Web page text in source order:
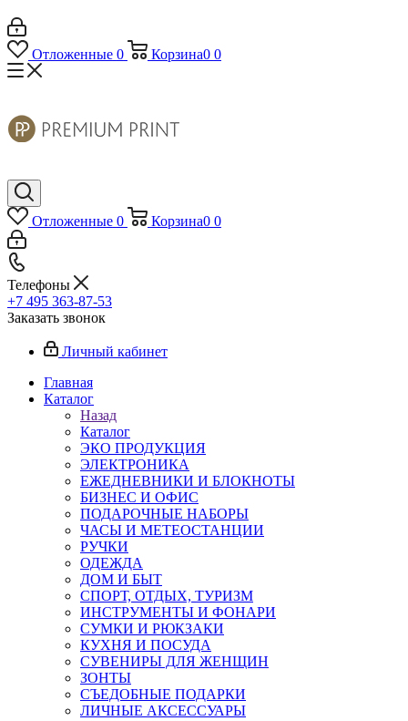
Отложенные 0 Корзина0 0
Отложенные 0 Корзина0 0
Телефоны
+7 495 363-87-53
Заказать звонок
Личный кабинет
Главная
Каталог
Назад
Каталог
ЭКО ПРОДУКЦИЯ
ЭЛЕКТРОНИКА
ЕЖЕДНЕВНИКИ И БЛОКНОТЫ
БИЗНЕС И ОФИС
ПОДАРОЧНЫЕ НАБОРЫ
ЧАСЫ И МЕТЕОСТАНЦИИ
РУЧКИ
ОДЕЖДА
ДОМ И БЫТ
СПОРТ, ОТДЫХ, ТУРИЗМ
ИНСТРУМЕНТЫ И ФОНАРИ
СУМКИ И РЮКЗАКИ
КУХНЯ И ПОСУДА
СУВЕНИРЫ ДЛЯ ЖЕНЩИН
ЗОНТЫ
СЪЕДОБНЫЕ ПОДАРКИ
ЛИЧНЫЕ АКСЕССУАРЫ